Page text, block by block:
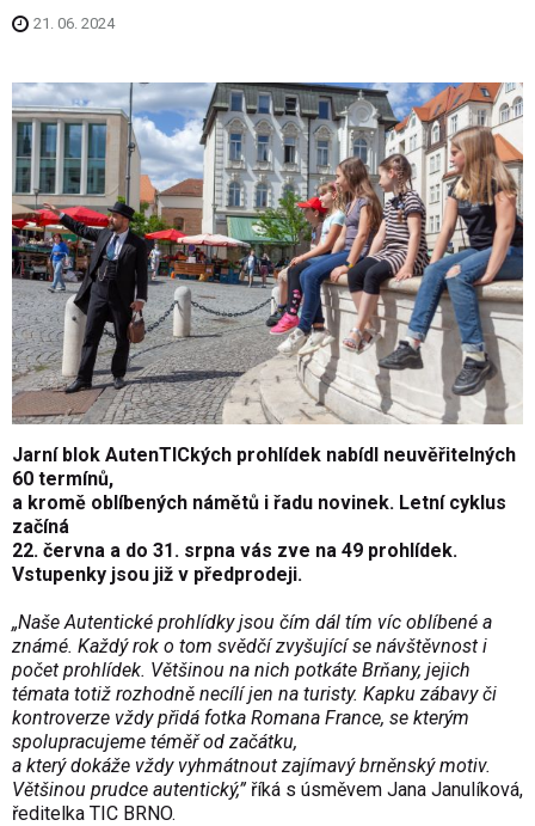
21. 06. 2024
Jarní blok AutenTICkých prohlídek nabídl neuvěřitelných
60 termínů,
a kromě oblíbených námětů i řadu novinek. Letní cyklus
začíná
22. června a do 31. srpna vás zve na 49 prohlídek.
Vstupenky jsou již v předprodeji.
„Naše Autentické prohlídky jsou čím dál tím víc oblíbené a
známé. Každý rok o tom svědčí zvyšující se návštěvnost i
počet prohlídek. Většinou na nich potkáte Brňany, jejich
témata totiž rozhodně necílí jen na turisty. Kapku zábavy či
kontroverze vždy přidá fotka Romana France, se kterým
spolupracujeme téměř od začátku,
a který dokáže vždy vyhmátnout zajímavý brněnský motiv.
Většinou prudce autentický,” říká s úsměvem Jana Janulíková,
ředitelka TIC BRNO.